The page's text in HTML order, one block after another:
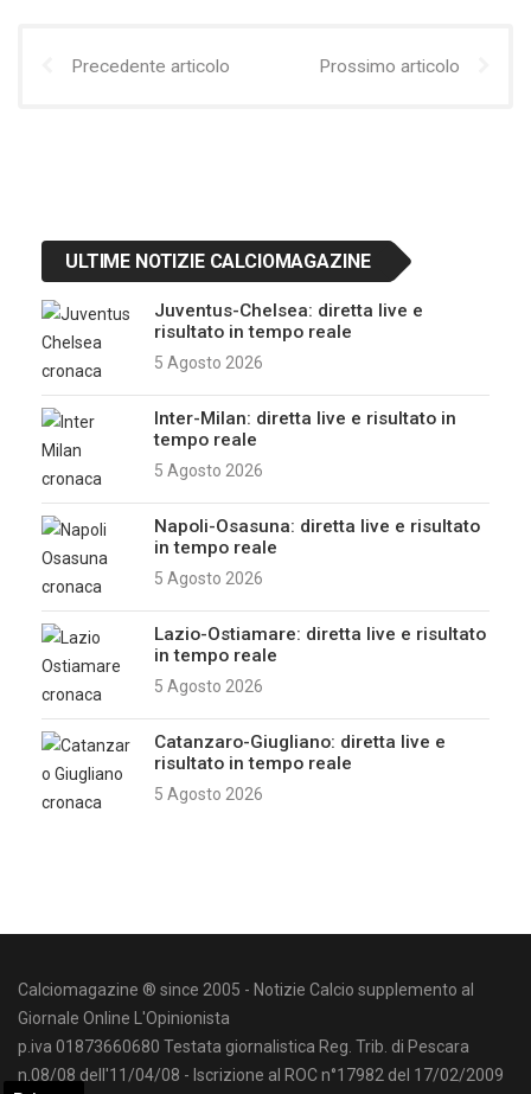
Precedente articolo Prossimo articolo
ULTIME NOTIZIE CALCIOMAGAZINE
Juventus-Chelsea: diretta live e
risultato in tempo reale
5 Agosto 2026
Inter-Milan: diretta live e risultato in
tempo reale
5 Agosto 2026
Napoli-Osasuna: diretta live e risultato
in tempo reale
5 Agosto 2026
Lazio-Ostiamare: diretta live e risultato
in tempo reale
5 Agosto 2026
Catanzaro-Giugliano: diretta live e
risultato in tempo reale
5 Agosto 2026
Calciomagazine ® since 2005 - Notizie Calcio supplemento al
Giornale Online L'Opinionista
p.iva 01873660680 Testata giornalistica Reg. Trib. di Pescara
n.08/08 dell'11/04/08 - Iscrizione al ROC n°17982 del 17/02/2009